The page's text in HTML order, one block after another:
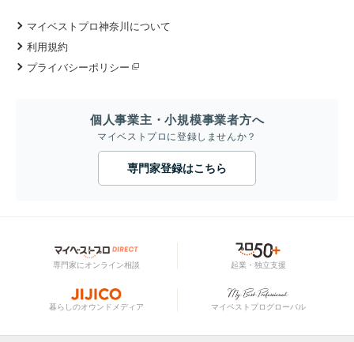
マイベストプロ神奈川について
利用規約
プライバシーポリシー
個人事業主・小規模事業者方へ
マイベストプロに登録しませんか？
専門家登録はこちら
専門家にオンライン相談 起業・独立支援
暮らしのオウンドメディア マイベストプログローバル